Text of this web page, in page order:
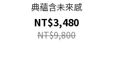
典蘊含未來感
NT$3,480
NT$9,800